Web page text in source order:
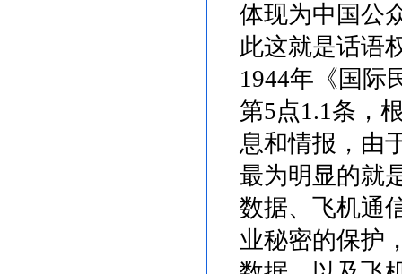
体现为中国公
此这就是话语
1944年《国际
第5点1.1条，
息和情报，由
最为明显的就
数据、飞机通
业秘密的保护